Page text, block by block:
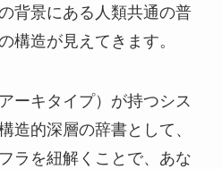
背景にある人類共通の普
構造が見えてきます。
ーキタイプ）が持つシス
造的深層の辞書として、
ラを紐解くことで、あな